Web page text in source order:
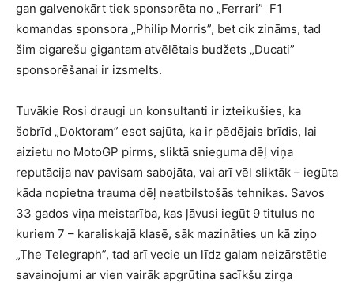
gan galvenokārt tiek sponsorēta no „Ferrari” F1
komandas sponsora „Philip Morris”, bet cik zināms, tad
šim cigarešu gigantam atvēlētais budžets „Ducati”
sponsorēšanai ir izsmelts.
Tuvākie Rosi draugi un konsultanti ir izteikušies, ka
šobrīd „Doktoram” esot sajūta, ka ir pēdējais brīdis, lai
aizietu no MotoGP pirms, sliktā snieguma dēļ viņa
reputācija nav pavisam sabojāta, vai arī vēl sliktāk – iegūta
kāda nopietna trauma dēļ neatbilstošās tehnikas. Savos
33 gados viņa meistarība, kas ļāvusi iegūt 9 titulus no
kuriem 7 – karaliskajā klasē, sāk mazināties un kā ziņo
„The Telegraph”, tad arī vecie un līdz galam neizārstētie
savainojumi ar vien vairāk apgrūtina sacīkšu zirga